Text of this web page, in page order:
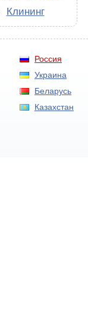
Клининг
Россия
Украина
Беларусь
Казахстан